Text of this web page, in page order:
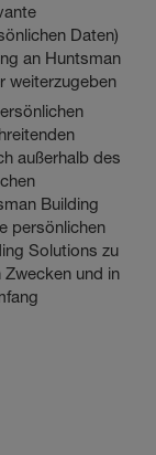
Daten)
an Huntsman
weiterzugeben
außerhalb des
Building
persönlichen
Solutions zu
und in